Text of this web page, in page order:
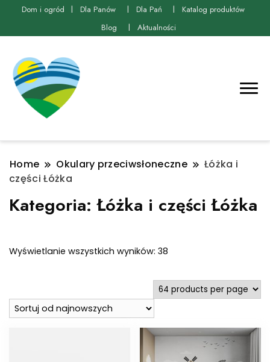
Dom i ogród Dla Panów Dla Pań
Katalog produktów
Blog
Aktualności
Home Okulary przeciwsłoneczne
Łóżka i
części Łóżka
Kategoria:Łóżka i części Łóżka
Wyświetlanie wszystkich wyników: 38
najnowszych